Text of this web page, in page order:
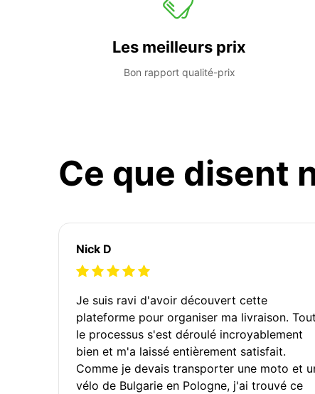
Les meilleurs prix
Bon rapport qualité-prix
Ce que disent
Nick D
Je suis ravi d'avoir découvert cette
plateforme pour organiser ma livraison. Tout
le processus s'est déroulé incroyablement
bien et m'a laissé entièrement satisfait.
Comme je devais transporter une moto et
vélo de Bulgarie en Pologne, j'ai trouvé ce